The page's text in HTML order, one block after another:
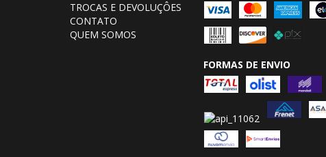
TROCAS E DEVOLUÇÔES
CONTATO
QUEM SOMOS
FORMAS DE ENVIO